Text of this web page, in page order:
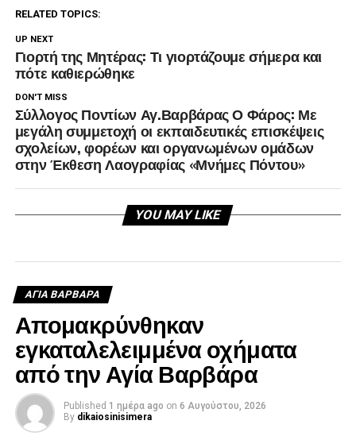
RELATED TOPICS:
UP NEXT
Γιορτή της Μητέρας: Τι γιορτάζουμε σήμερα και
πότε καθιερώθηκε
DON'T MISS
Σύλλογος Ποντίων Αγ.Βαρβάρας Ο Φάρος: Με
μεγάλη συμμετοχή οι εκπαιδευτικές επισκέψεις
σχολείων, φορέων και οργανωμένων ομάδων
στην Έκθεση Λαογραφίας «Μνήμες Πόντου»
YOU MAY LIKE
ΑΓΙΑ ΒΑΡΒΑΡΑ
Απομακρύνθηκαν
εγκαταλελειμμένα οχήματα
από την Αγία Βαρβάρα
Published 1 ημέρα ago on 6 Αυγούστου, 2026
By dikaiosinisimera